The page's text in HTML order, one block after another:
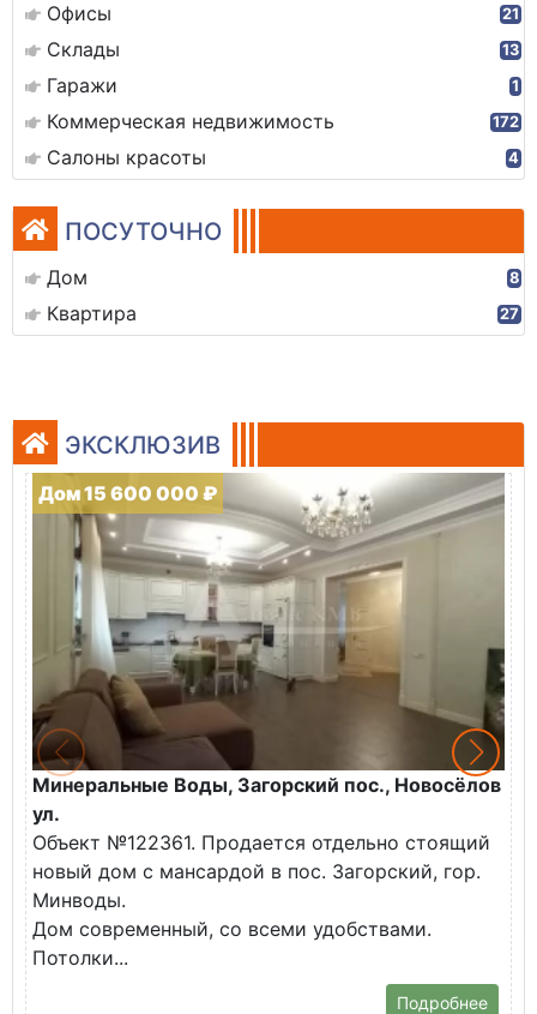
Офисы 21
Склады 13
Гаражи 1
Коммерческая недвижимость 172
Салоны красоты 4
ПОСУТОЧНО
Дом 8
Квартира 27
ЭКСКЛЮЗИВ
Дом 15 600 000 ₽
Минеральные Воды, Загорский пос., Новосёлов
ул.
Объект №122361. Продается отдельно стоящий
новый дом с мансардой в пос. Загорский, гор.
Минводы.
Дом современный, со всеми удобствами.
Потолки...
Подробнее